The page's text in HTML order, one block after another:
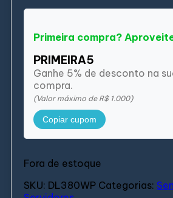
Primeira compra?
PRIMEIRA5
Ganhe 5% de desconto na
compra.
(Valor máximo de R$ 1.000)
Copiar cupom
Fora de estoque
SKU: DL380WP Categorias: